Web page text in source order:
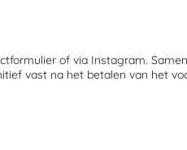
of via Instagram.
vast na het betalen van het